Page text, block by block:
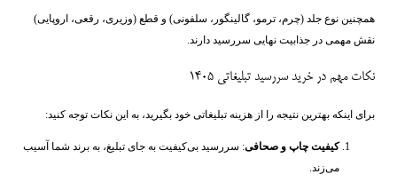
همچنین نوع جلد (چرم، ترمو، گالینگور، سلفونی) و قطع (وزیری، رقعی، اروپایی)
نقش مهمی در جذابیت نهایی سررسید دارند.
نکات مهم در خرید سررسید تبلیغاتی 1405
برای اینکه بهترین نتیجه را از هزینه تبلیغاتی خود بگیرید، به این نکات توجه کنید:
کیفیت چاپ و صحافی: سررسید بی‌کیفیت به‌ جای تبلیغ، به برند شما آسیب
می‌زند.